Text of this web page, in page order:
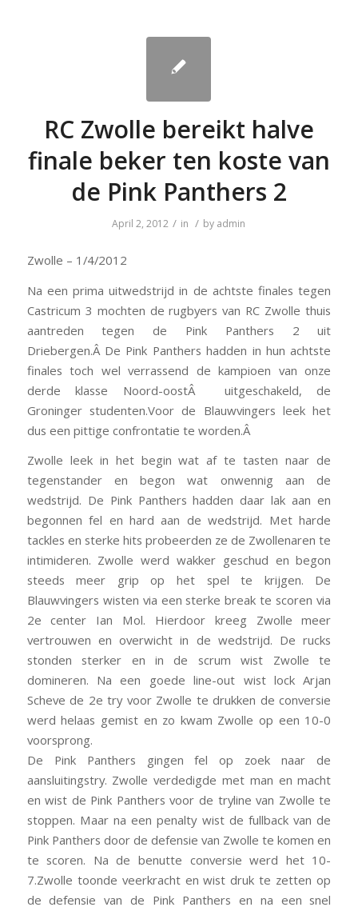
RC Zwolle bereikt halve
finale beker ten koste van
de Pink Panthers 2
April 2, 2012 / in / by admin
Zwolle – 1/4/2012
Na een prima uitwedstrijd in de achtste finales tegen
Castricum 3 mochten de rugbyers van RC Zwolle thuis
aantreden tegen de Pink Panthers 2 uit
Driebergen.Â De Pink Panthers hadden in hun achtste
finales toch wel verrassend de kampioen van onze
derde klasse Noord-oostÂ uitgeschakeld, de
Groninger studenten.Voor de Blauwvingers leek het
dus een pittige confrontatie te worden.Â
Zwolle leek in het begin wat af te tasten naar de
tegenstander en begon wat onwennig aan de
wedstrijd. De Pink Panthers hadden daar lak aan en
begonnen fel en hard aan de wedstrijd. Met harde
tackles en sterke hits probeerden ze de Zwollenaren te
intimideren. Zwolle werd wakker geschud en begon
steeds meer grip op het spel te krijgen. De
Blauwvingers wisten via een sterke break te scoren via
2e center Ian Mol. Hierdoor kreeg Zwolle meer
vertrouwen en overwicht in de wedstrijd. De rucks
stonden sterker en in de scrum wist Zwolle te
domineren. Na een goede line-out wist lock Arjan
Scheve de 2e try voor Zwolle te drukken de conversie
werd helaas gemist en zo kwam Zwolle op een 10-0
voorsprong.
De Pink Panthers gingen fel op zoek naar de
aansluitingstry. Zwolle verdedigde met man en macht
en wist de Pink Panthers voor de tryline van Zwolle te
stoppen. Maar na een penalty wist de fullback van de
Pink Panthers door de defensie van Zwolle te komen en
te scoren. Na de benutte conversie werd het 10-
7.Zwolle toonde veerkracht en wist druk te zetten op
de defensie van de Pink Panthers en na een snel